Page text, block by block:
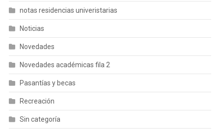
notas residencias univeristarias
Noticias
Novedades
Novedades académicas fila 2
Pasantías y becas
Recreación
Sin categoría